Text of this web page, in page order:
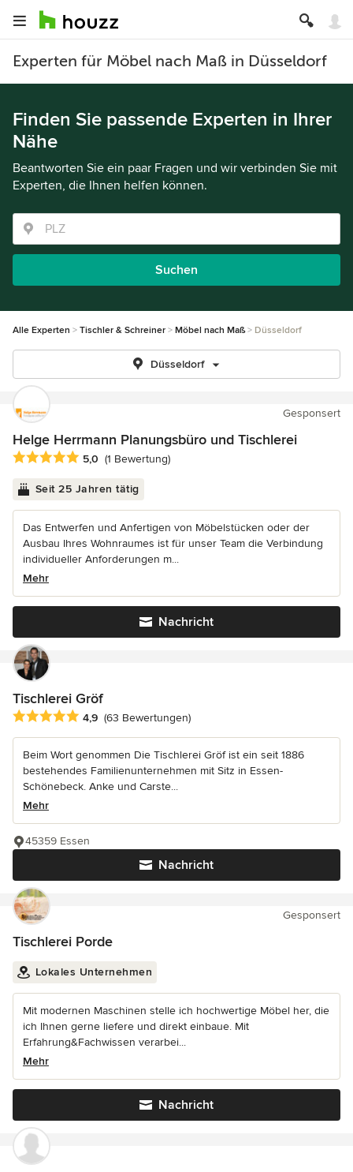
Experten für Möbel nach Maß in Düsseldorf
Finden Sie passende Experten in Ihrer
Nähe
Beantworten Sie ein paar Fragen und wir verbinden Sie mit
Experten, die Ihnen helfen können.
Suchen
Alle Experten Tischler & Schreiner Möbel nach Maß Düsseldorf
Düsseldorf
Gesponsert
Helge Herrmann Planungsbüro und Tischlerei
Durchschnittliche Bewertung: 5 von 5 Sternen
5,0 (1 Bewertung)
Seit 25 Jahren tätig
Das Entwerfen und Anfertigen von Möbelstücken oder der
Ausbau Ihres Wohnraumes ist für unser Team die Verbindung
individueller Anforderungen m...
Mehr
Nachricht
Tischlerei Gröf
Durchschnittliche Bewertung: 4.9 von 5 Sternen
4,9 (63 Bewertungen)
Beim Wort genommen Die Tischlerei Gröf ist ein seit 1886
bestehendes Familienunternehmen mit Sitz in Essen-
Schönebeck. Anke und Carste...
Mehr
Nachricht
45359 Essen
Gesponsert
Tischlerei Porde
Lokales Unternehmen
Mit modernen Maschinen stelle ich hochwertige Möbel her, die
ich Ihnen gerne liefere und direkt einbaue. Mit
Erfahrung&Fachwissen verarbei...
Mehr
Nachricht